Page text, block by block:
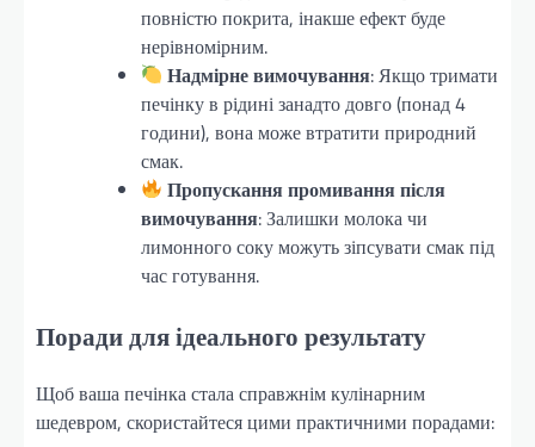
повністю покрита, інакше ефект буде
нерівномірним.
Надмірне вимочування: Якщо тримати
печінку в рідині занадто довго (понад 4
години), вона може втратити природний
смак.
Пропускання промивання після
вимочування: Залишки молока чи
лимонного соку можуть зіпсувати смак під
час готування.
Поради для ідеального результату
Щоб ваша печінка стала справжнім кулінарним
шедевром, скористайтеся цими практичними порадами: